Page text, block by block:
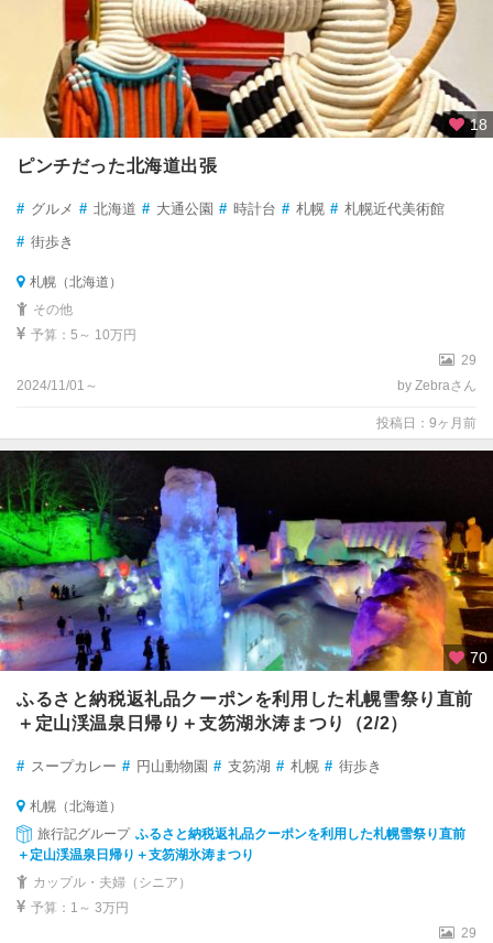
18
ピンチだった北海道出張
# グルメ # 北海道 # 大通公園 # 時計台 # 札幌 # 札幌近代美術館
# 街歩き
札幌（北海道）
その他
予算：5～ 10万円
29
2024/11/01～
by Zebraさん
投稿日：9ヶ月前
70
ふるさと納税返礼品クーポンを利用した札幌雪祭り直前
＋定山渓温泉日帰り＋支笏湖氷涛まつり（2/2）
# スープカレー # 円山動物園 # 支笏湖 # 札幌 # 街歩き
札幌（北海道）
旅行記グループ ふるさと納税返礼品クーポンを利用した札幌雪祭り直前
＋定山渓温泉日帰り＋支笏湖氷涛まつり
カップル・夫婦（シニア）
予算：1～ 3万円
29